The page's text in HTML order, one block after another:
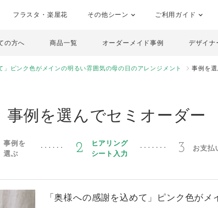
フラスタ・楽屋花 その他シーン ご利用ガイド
の方へ 商品一覧 オーダーメイド事例 デザイナ
」ピンク色がメインの明るい雰囲気の母の日のアレンジメント 事例を
事例を選んでセミオーダー
事例を
選ぶ
2
ヒアリング
シート入力
3 お支払
「奥様への感謝を込めて」ピンク色がメ